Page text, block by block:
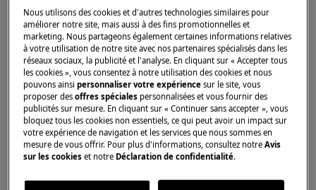
chaussures de sécurité. Portez des gants de
sécurité en tout temps pour vous protéger des
coupures dues aux bords tranchants.
ATTENTION !RISQUE DE BLESSURE OCULAIRE
Nous utilisons des cookies et d'autres technologies similaires pour
améliorer notre site, mais aussi à des fins promotionnelles et
marketing. Nous partageons également certaines informations relatives
à votre utilisation de notre site avec nos partenaires spécialisés dans les
réseaux sociaux, la publicité et l'analyse. En cliquant sur « Accepter tous
les cookies », vous consentez à notre utilisation des cookies et nous
pouvons ainsipersonnaliser votre expériencesur le site, vous
proposer desoffres spéciales personnalisées et vous fournir des
publicités sur mesure. En cliquant sur « Continuer sans accepter », vous
bloquez tous les cookies non essentiels, ce qui peut avoir un impact sur
votre expérience de navigation et les services que nous sommes en
mesure de vous offrir. Pour plus d'informations, consultez notreAvis
sur les cookies et notre Déclaration de confidentialité.